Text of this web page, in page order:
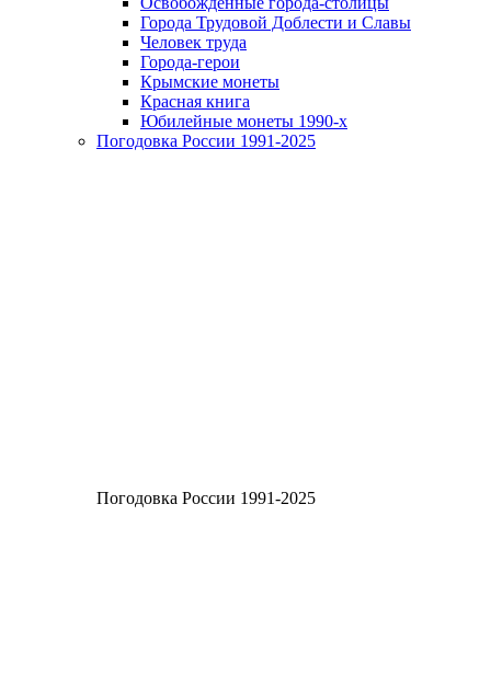
Города Трудовой Доблести и Славы
Человек труда
Города-герои
Крымские монеты
Красная книга
Юбилейные монеты 1990-х
Погодовка России 1991-2025
Погодовка России 1991-2025